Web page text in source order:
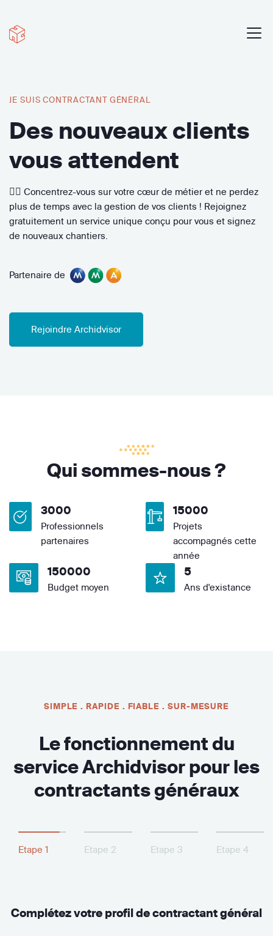
JE SUIS CONTRACTANT GÉNÉRAL
Des nouveaux clients
vous attendent
🧘‍♀️ Concentrez-vous sur votre cœur de métier et ne perdez
plus de temps avec la gestion de vos clients ! Rejoignez
gratuitement un service unique conçu pour vous et signez
de nouveaux chantiers.
Partenaire de
Rejoindre Archidvisor
Qui sommes-nous ?
3000
Professionnels
partenaires
15000
Projets
accompagnés cette
année
150000
Budget moyen
5
Ans d'existance
SIMPLE . RAPIDE . FIABLE . SUR-MESURE
Le fonctionnement du
service Archidvisor pour les
contractants généraux
Etape 1 Etape 2 Etape 3 Etape 4
Complétez votre profil de contractant général